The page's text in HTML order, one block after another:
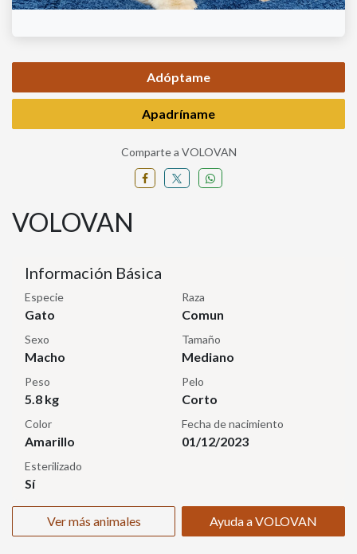
Adóptame
Apadríname
Comparte a VOLOVAN
VOLOVAN
Información Básica
Especie
Gato
Raza
Comun
Sexo
Macho
Tamaño
Mediano
Peso
5.8 kg
Pelo
Corto
Color
Amarillo
Fecha de nacimiento
01/12/2023
Esterilizado
Sí
Ver más animales Ayuda a VOLOVAN